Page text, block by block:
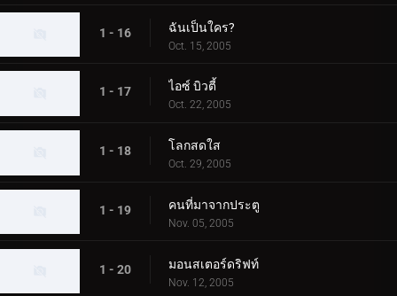
1 - 16 ฉันเป็นใคร?
Oct. 15, 2005
1 - 17 ไอซ์ บิวตี้
Oct. 22, 2005
1 - 18 โลกสดใส
Oct. 29, 2005
1 - 19 คนที่มาจากประตู
Nov. 05, 2005
1 - 20 มอนสเตอร์ดริฟท์
Nov. 12, 2005